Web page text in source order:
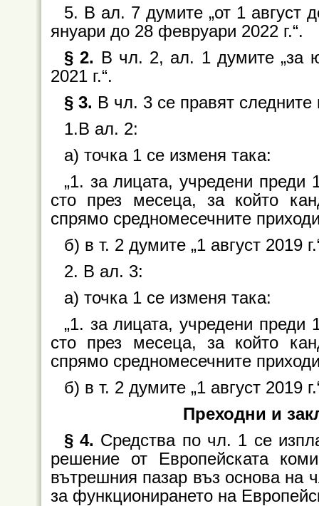
5. В ал. 7 думите „от 1 август
януари до 28 февруари 2022 г.“.
§ 2. В чл. 2, ал. 1 думите „за
2021 г.“.
§ 3. В чл. 3 се правят следните
1.В ал. 2:
а) точка 1 се изменя така:
„1. за лицата, учредени
сто през месеца, за който
спрямо средномесечните
б) в т. 2 думите „1 август 2019
2. В ал. 3:
а) точка 1 се изменя така:
„1. за лицата, учредени
сто през месеца, за който
спрямо средномесечните
б) в т. 2 думите „1 август 2019
Преходни и
§ 4. Средства по чл. 1 се
решение от Европейската
вътрешния пазар въз основа на
за функционирането на